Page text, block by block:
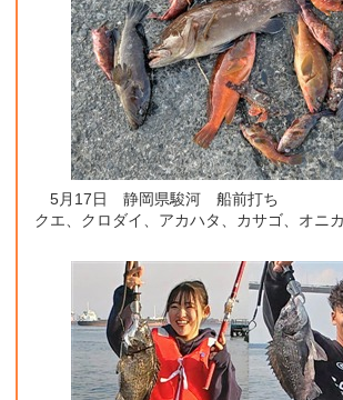
5月17日 静岡県駿河 船前打ち
クエ、クロダイ、アカハタ、カサゴ、オニ